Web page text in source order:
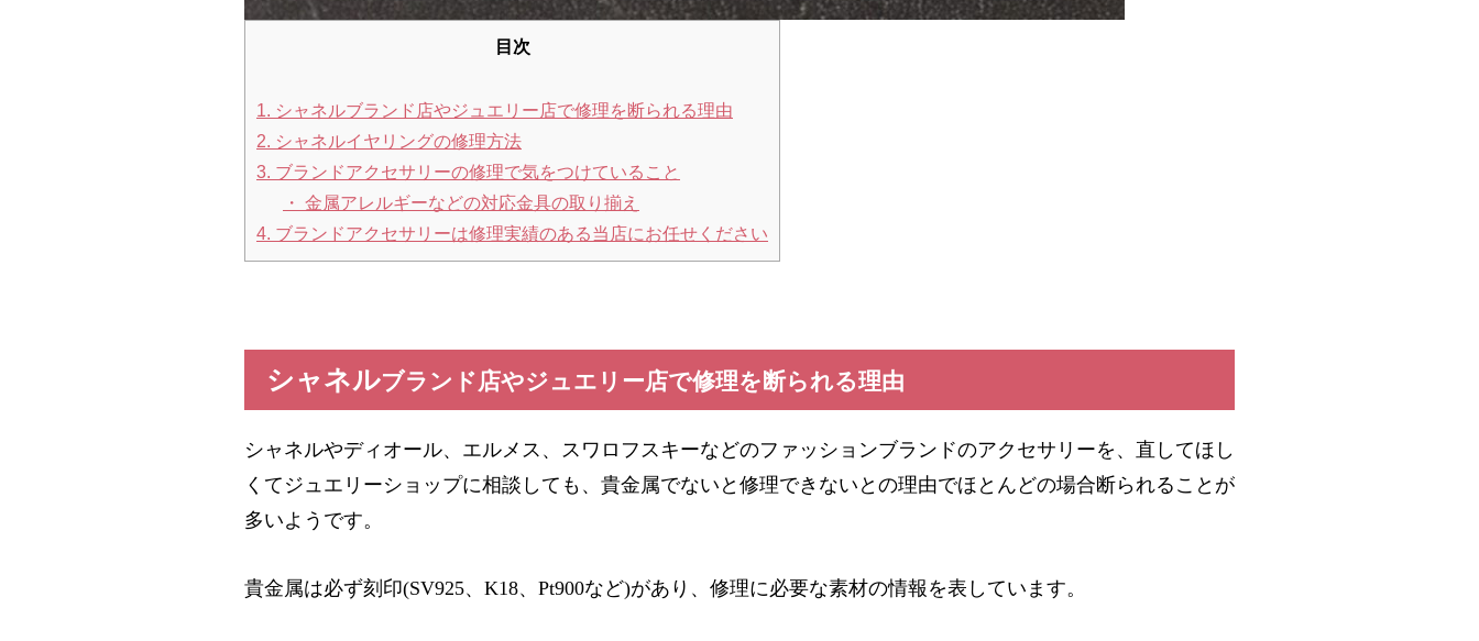
目次
1. シャネルブランド店やジュエリー店で修理を断られる理由
2. シャネルイヤリングの修理方法
3. ブランドアクセサリーの修理で気をつけていること
金属アレルギーなどの対応金具の取り揃え
4. ブランドアクセサリーは修理実績のある当店にお任せください
シャネルブランド店やジュエリー店で修理を断られる理由
シャネルやディオール、エルメス、スワロフスキーなどのファッションブランドのアクセサリーを、直してほし
くてジュエリーショップに相談しても、貴金属でないと修理できないとの理由でほとんどの場合断られることが
多いようです。
貴金属は必ず刻印(SV925、 K18、 Pt900など)があり、修理に必要な素材の情報を表しています。